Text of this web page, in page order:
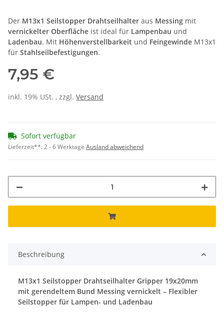
Der M13x1 Seilstopper Drahtseilhalter aus Messing mit
vernickelter Oberfläche ist ideal für Lampenbau und
Ladenbau. Mit Höhenverstellbarkeit und Feingewinde M13x1
für Stahlseilbefestigungen.
7,95 €
inkl. 19% USt. , zzgl. Versand
Sofort verfügbar
Lieferzeit**:2 - 6 Werktage Ausland abweichend
Beschreibung
M13x1 Seilstopper Drahtseilhalter Gripper 19x20mm
mit gerendeltem Bund Messing vernickelt – Flexibler
Seilstopper für Lampen- und Ladenbau